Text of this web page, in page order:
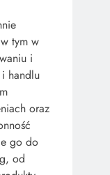
tym w
i
handlu
oraz
go do
od